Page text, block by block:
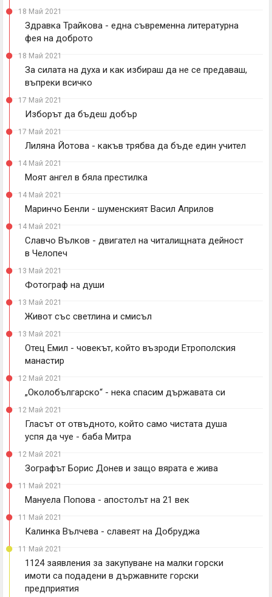
18 Май 2021
Здравка Трайкова - една съвременна литературна
фея на доброто
18 Май 2021
За силата на духа и как избираш да не се предаваш,
въпреки всичко
17 Май 2021
Изборът да бъдеш добър
17 Май 2021
Лиляна Йотова - какъв трябва да бъде един учител
14 Май 2021
Моят ангел в бяла престилка
14 Май 2021
Маринчо Бенли - шуменският Васил Априлов
14 Май 2021
Славчо Вълков - двигател на читалищната дейност
в Челопеч
13 Май 2021
Фотограф на души
13 Май 2021
Живот със светлина и смисъл
13 Май 2021
Отец Емил - човекът, който възроди Етрополския
манастир
12 Май 2021
„Околобългарско“ - нека спасим държавата си
12 Май 2021
Гласът от отвъдното, който само чистата душа
успя да чуе - баба Митра
12 Май 2021
Зографът Борис Донев и защо вярата е жива
11 Май 2021
Мануела Попова - апостолът на 21 век
11 Май 2021
Калинка Вълчева - славеят на Добруджа
11 Май 2021
1124 заявления за закупуване на малки горски
имоти са подадени в държавните горски
предприятия